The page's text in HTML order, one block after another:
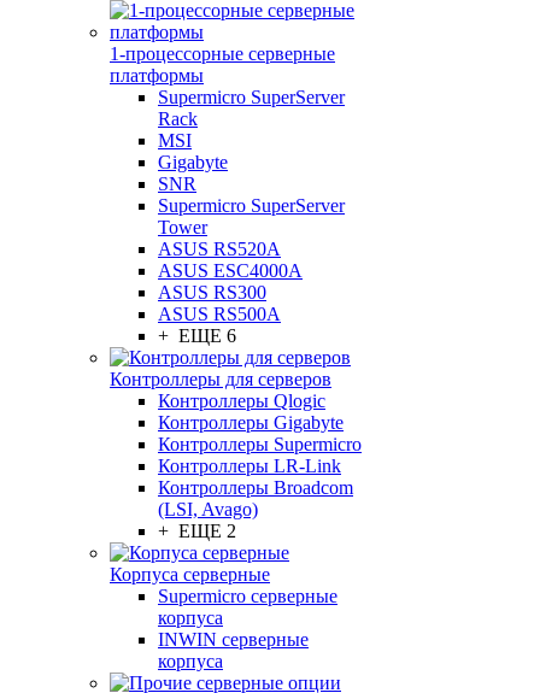
1-процессорные серверные
платформы
Supermicro SuperServer
Rack
MSI
Gigabyte
SNR
Supermicro SuperServer
Tower
ASUS RS520A
ASUS ESC4000A
ASUS RS300
ASUS RS500A
+ ЕЩЕ 6
Контроллеры для серверов
Контроллеры Qlogic
Контроллеры Gigabyte
Контроллеры Supermicro
Контроллеры LR-Link
Контроллеры Broadcom
(LSI, Avago)
+ ЕЩЕ 2
Корпуса серверные
Supermicro серверные
корпуса
INWIN серверные
корпуса